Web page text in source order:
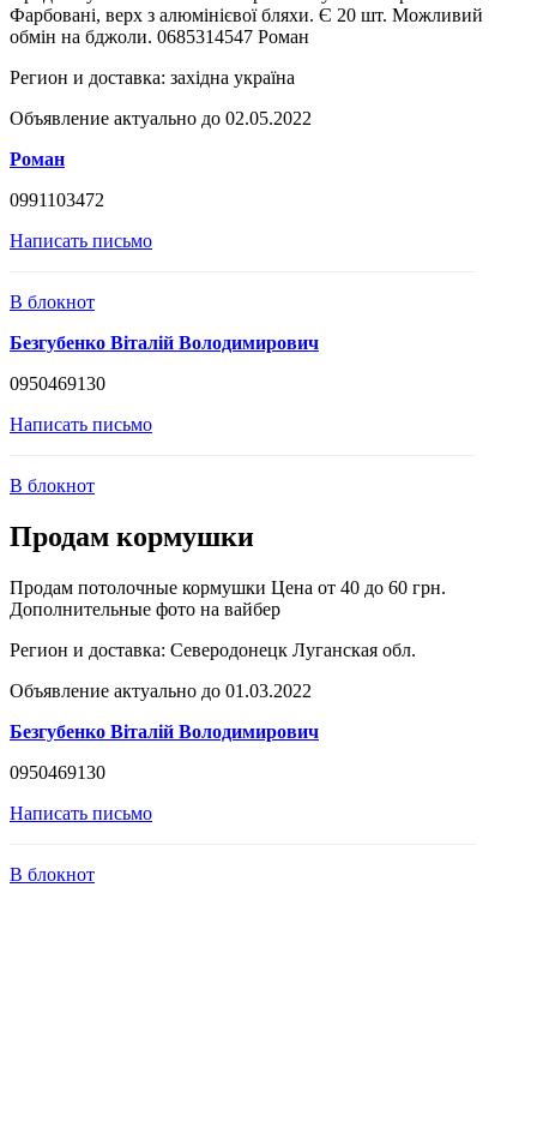
Фарбовані, верх з алюмінієвої бляхи. Є 20 шт. Можливий
обмін на бджоли. 0685314547 Роман
Регион и доставка: західна україна
Объявление актуально до 02.05.2022
Роман
0991103472
Написать письмо
В блокнот
Безгубенко Вiталiй Володимирович
0950469130
Написать письмо
В блокнот
Продам кормушки
Продам потолочные кормушки Цена от 40 до 60 грн.
Дополнительные фото на вайбер
Регион и доставка: Северодонецк Луганская обл.
Объявление актуально до 01.03.2022
Безгубенко Вiталiй Володимирович
0950469130
Написать письмо
В блокнот